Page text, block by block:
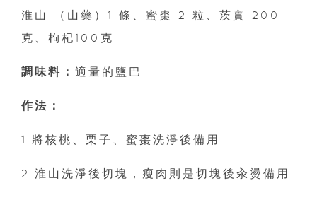
淮山 （山藥）1 條、蜜棗 2 粒、茨實 200
克、枸杞100克
調味料： 適量的鹽巴
作法：
1.將核桃、栗子、蜜棗洗淨後備用
2.淮山洗淨後切塊，瘦肉則是切塊後汆燙備用